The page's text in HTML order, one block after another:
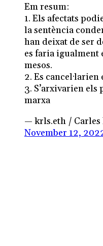
Em resum:
1. Els afectats
la sentència
han deixat de ser
es faria igualment
mesos.
2. Es
3. S’arxivarien
marxa
— krls.eth / Carles
November 12,